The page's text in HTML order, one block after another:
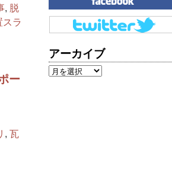
, 脱
スラ
ー
, 瓦
アーカイブ
ア